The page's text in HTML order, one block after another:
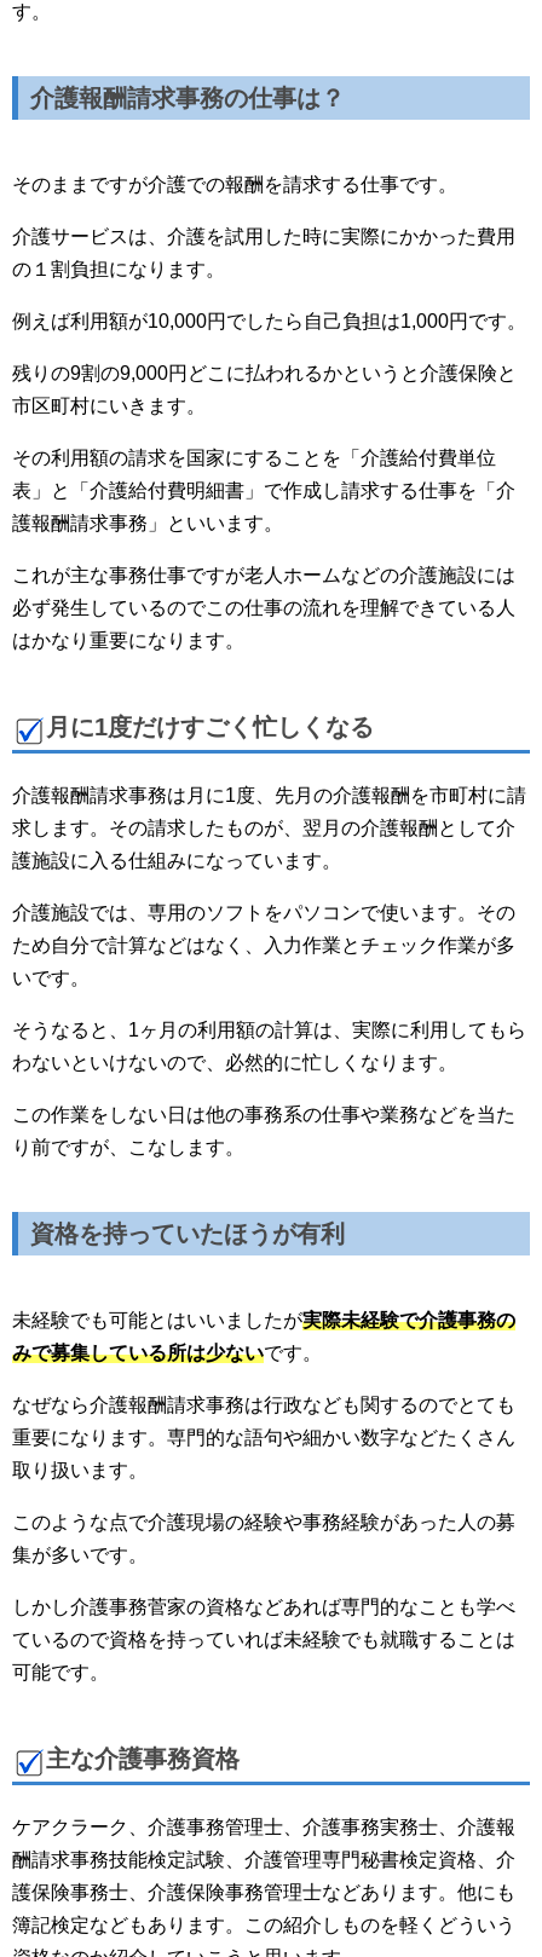
す。
介護報酬請求事務の仕事は？
そのままですが介護での報酬を請求する仕事です。
介護サービスは、介護を試用した時に実際にかかった費用
の１割負担になります。
例えば利用額が10,000円でしたら自己負担は1,000円です。
残りの9割の9,000円どこに払われるかというと介護保険と
市区町村にいきます。
その利用額の請求を国家にすることを「介護給付費単位
表」と「介護給付費明細書」で作成し請求する仕事を「介
護報酬請求事務」といいます。
これが主な事務仕事ですが老人ホームなどの介護施設には
必ず発生しているのでこの仕事の流れを理解できている人
はかなり重要になります。
月に1度だけすごく忙しくなる
介護報酬請求事務は月に1度、先月の介護報酬を市町村に請
求します。その請求したものが、翌月の介護報酬として介
護施設に入る仕組みになっています。
介護施設では、専用のソフトをパソコンで使います。その
ため自分で計算などはなく、入力作業とチェック作業が多
いです。
そうなると、1ヶ月の利用額の計算は、実際に利用してもら
わないといけないので、必然的に忙しくなります。
この作業をしない日は他の事務系の仕事や業務などを当た
り前ですが、こなします。
資格を持っていたほうが有利
未経験でも可能とはいいましたが実際未経験で介護事務の
みで募集している所は少ないです。
なぜなら介護報酬請求事務は行政なども関するのでとても
重要になります。専門的な語句や細かい数字などたくさん
取り扱います。
このような点で介護現場の経験や事務経験があった人の募
集が多いです。
しかし介護事務菅家の資格などあれば専門的なことも学べ
ているので資格を持っていれば未経験でも就職することは
可能です。
主な介護事務資格
ケアクラーク、介護事務管理士、介護事務実務士、介護報
酬請求事務技能検定試験、介護管理専門秘書検定資格、介
護保険事務士、介護保険事務管理士などあります。他にも
簿記検定などもあります。この紹介しものを軽くどういう